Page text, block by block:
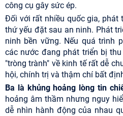
công cụ gây sức ép.
Đối với rất nhiều quốc gia, phát
thứ yếu đặt sau an ninh. Phát
ninh bền vững. Nếu quá trình
các nước đang phát triển bị
"tròng trành" về kinh tế rất dễ
hội, chính trị và thậm chí bất
Ba là khủng hoảng lòng tin
hoảng âm thầm nhưng nguy
dễ nhìn hành động của nhau